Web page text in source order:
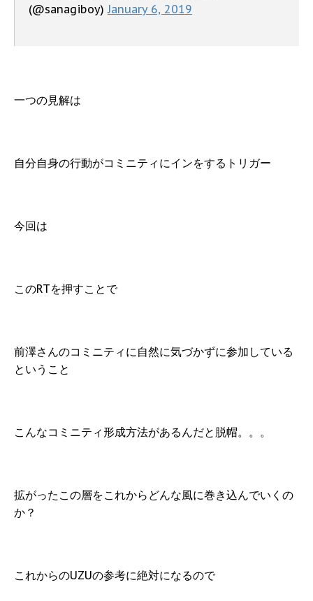
(@sanagiboy)January 6, 2019
一つの見解は
自分自身の行動がコミニティにインをするトリガー
今回は
このRTを押すことで
前澤さんのコミニティに自然に気づかずに参加している
ということ
こんなコミニティ形成方法があるんだと脱帽。。。
拡がったこの層をこれからどんな風に巻き込んでいくの
か？
これからのUZUの参考に絶対になるので